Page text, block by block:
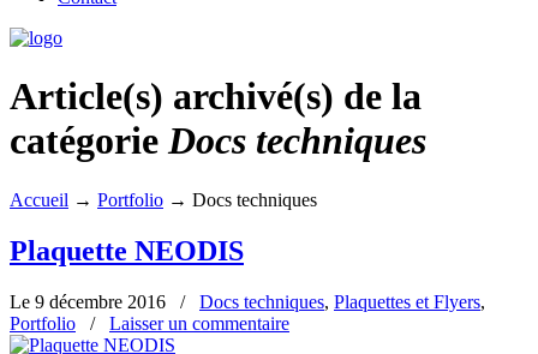
Article(s) archivé(s) de la
catégorieDocs techniques
Accueil → Portfolio → Docs techniques
Plaquette NEODIS
Le 9 décembre 2016 / Docs techniques, Plaquettes et Flyers,
Portfolio
/ Laisser un commentaire